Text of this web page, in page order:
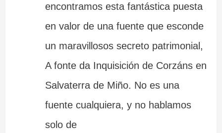
encontramos esta fantástica puesta
en valor de una fuente que esconde
un maravillosos secreto patrimonial,
A fonte da Inquisición de Corzáns en
Salvaterra de Miño. No es una
fuente cualquiera, y no hablamos
solo de